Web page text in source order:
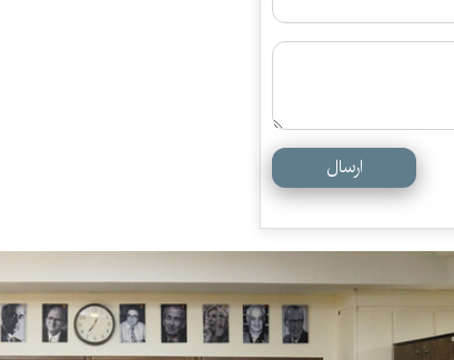
ارسال